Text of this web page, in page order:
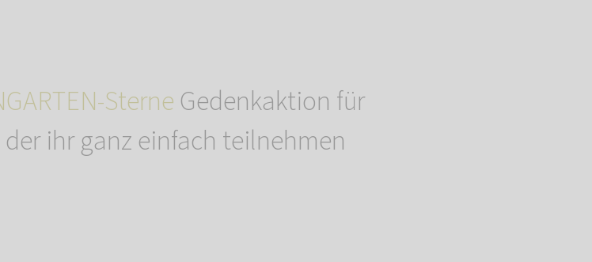
Sterne Gedenkaktion für
ihr ganz einfach teilnehmen